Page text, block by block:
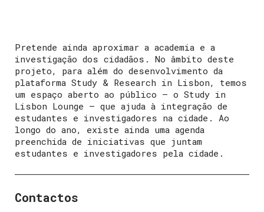
Pretende ainda aproximar a academia e a
investigação dos cidadãos. No âmbito deste
projeto, para além do desenvolvimento da
plataforma Study & Research in Lisbon, temos
um espaço aberto ao público – o Study in
Lisbon Lounge – que ajuda à integração de
estudantes e investigadores na cidade. Ao
longo do ano, existe ainda uma agenda
preenchida de iniciativas que juntam
estudantes e investigadores pela cidade.
Contactos